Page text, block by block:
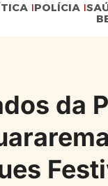
POLÍCIA
da